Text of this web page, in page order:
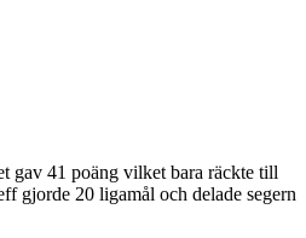
gav 41 poäng vilket bara räckte till
gjorde 20 ligamål och delade segern